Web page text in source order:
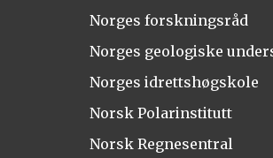
Norges forskningsråd
Norges geologiske
Norges idrettshøgskole
Norsk Polarinstitutt
Norsk Regnesentral